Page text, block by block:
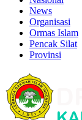
News
Organisasi
Ormas Islam
Pencak Silat
Provinsi